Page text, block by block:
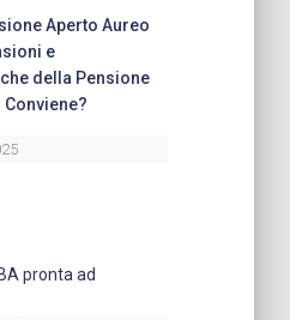
Aperto Aureo
e
della Pensione
Conviene?
pronta ad